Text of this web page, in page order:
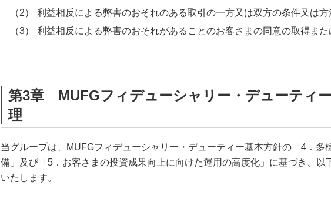
利益相反による弊害のおそれのある取引の一方又は双方の条件又は
利益相反による弊害のおそれがあることのお客さまの同意の取得ま
第3章 MUFGフィデューシャリー・デューティ
理
当グループは、MUFGフィデューシャリー・デューティー基本方針の「4．
備」及び「5．お客さまの投資成果向上に向けた運用の高度化」に基づき、
いたします。